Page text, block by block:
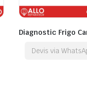
Diagnostic Frigo
Devis via